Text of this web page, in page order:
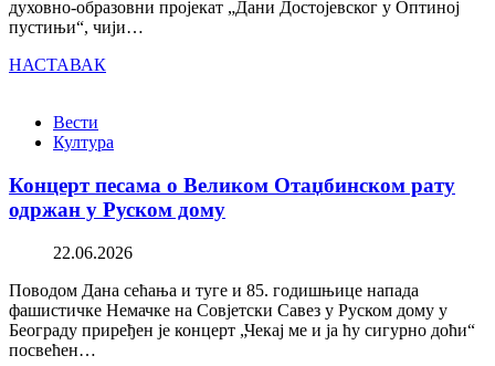
духовно-образовни пројекат „Дани Достојевског у Оптиној
пустињи“, чији…
НАСТАВАК
Вести
Култура
Концерт песама о Великом Отаџбинском рату
одржан у Руском дому
22.06.2026
Поводом Дана сећања и туге и 85. годишњице напада
фашистичке Немачке на Совјетски Савез у Руском дому у
Београду приређен је концерт „Чекај ме и ја ћу сигурно доћи“
посвећен…